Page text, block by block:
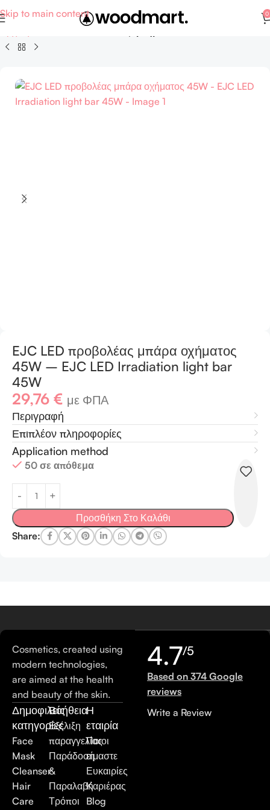
Skip to main content 0
EJC LED προβολέας μπάρα οχήματος
45W – EJC LED Irradiation light bar
45W
29,76 € με ΦΠΑ
Περιγραφή
Επιπλέον πληροφορίες
Application method
50 σε απόθεμα
Προσθήκη Στο Καλάθι
Share:
Cosmetics, created using
modern technologies,
are aimed at the health
and beauty of the skin.
Δημοφιλείς
κατηγορίες
Face
Mask
Cleanser
Hair
Care
Βοήθεια
Εξέλιξη
παραγγελίας
Παράδοση
&
Παραλαβή
Τρόποι
Η
εταιρία
Ποιοι
είμαστε
Ευκαιρίες
Καριέρας
Blog
4.7/5
Based on 374 Google
reviews
Write a Review